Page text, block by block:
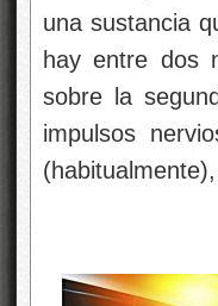
una sustancia
hay entre dos
sobre la
impulsos